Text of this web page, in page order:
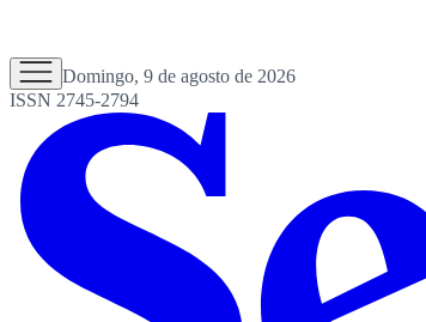
Domingo, 9 de agosto de 2026
ISSN 2745-2794